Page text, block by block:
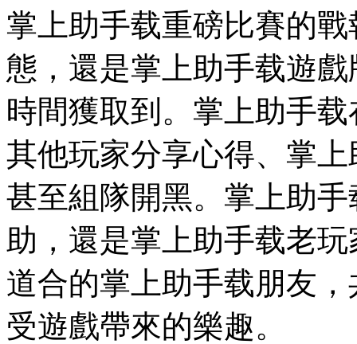
掌上助手载重磅比賽的
態，還是掌上助手载遊
時間獲取到。掌上助手
其他玩家分享心得、掌上
甚至組隊開黑。掌上助
助，還是掌上助手载老
道合的掌上助手载朋友
受遊戲帶來的樂趣。